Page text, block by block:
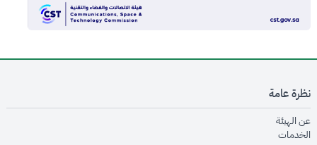
نظرة عامة
عن الهيئةopens in new window
الخدماتopens in new window